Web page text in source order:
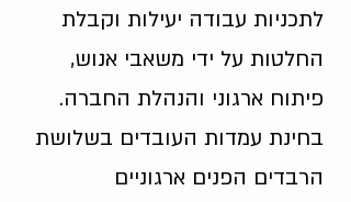
לתכניות עבודה יעילות וקבלת
החלטות על ידי משאבי אנוש,
פיתוח ארגוני והנהלת החברה.
בחינת עמדות העובדים בשלושת
הרבדים הפנים ארגוניים